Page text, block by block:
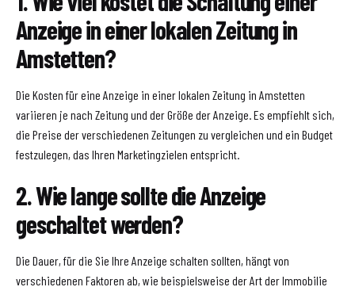
Anzeige in einer lokalen Zeitung in
Amstetten?
Die Kosten für eine Anzeige in einer lokalen Zeitung in Amstetten
variieren je nach Zeitung und der Größe der Anzeige. Es empfiehlt sich,
die Preise der verschiedenen Zeitungen zu vergleichen und ein Budget
festzulegen, das Ihren Marketingzielen entspricht.
2. Wie lange sollte die Anzeige
geschaltet werden?
Die Dauer, für die Sie Ihre Anzeige schalten sollten, hängt von
verschiedenen Faktoren ab, wie beispielsweise der Art der Immobilie